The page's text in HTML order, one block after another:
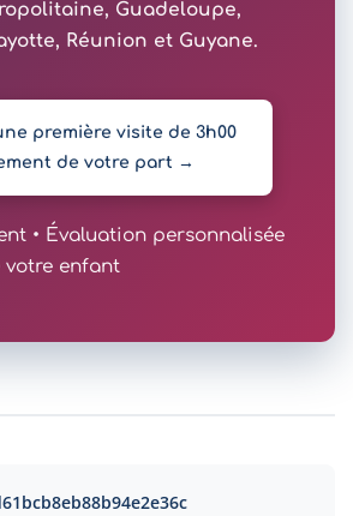
Guadeloupe,
Réunion et Guyane.
première visite de 3h00
de votre part →
• Évaluation personnalisée
votre enfant